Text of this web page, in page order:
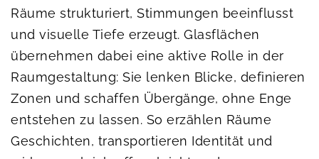
Räume strukturiert, Stimmungen beeinflusst
und visuelle Tiefe erzeugt. Glasflächen
übernehmen dabei eine aktive Rolle in der
Raumgestaltung: Sie lenken Blicke, definieren
Zonen und schaffen Übergänge, ohne Enge
entstehen zu lassen. So erzählen Räume
Geschichten, transportieren Identität und